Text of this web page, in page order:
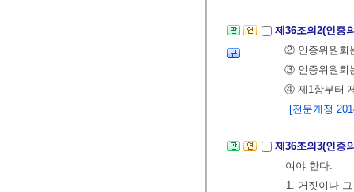
제36조의2(인증
② 인증위원회
③ 인증위원회
④ 제1항부터
[전문개정
제36조의3(인증
여야 한다.
1. 거짓이나